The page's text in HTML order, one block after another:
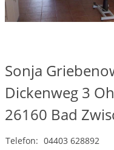
Sonja
Dickenweg 3
26160 Bad
Telefon: 04403 628892